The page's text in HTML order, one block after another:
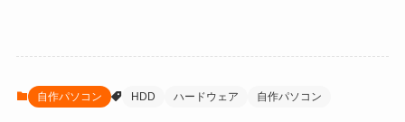
自作パソコン HDD ハードウェア 自作パソコン